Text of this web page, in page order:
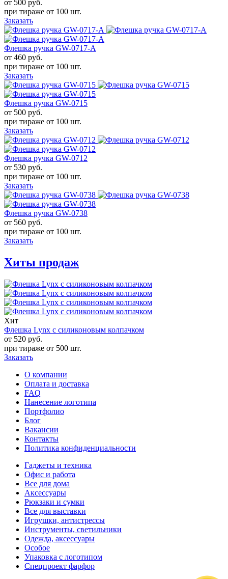
от 500 руб.
при тираже от 100 шт.
Заказать
Флешка ручка GW-0717-A
от 460 руб.
при тираже от 100 шт.
Заказать
Флешка ручка GW-0715
от 500 руб.
при тираже от 100 шт.
Заказать
Флешка ручка GW-0712
от 530 руб.
при тираже от 100 шт.
Заказать
Флешка ручка GW-0738
от 560 руб.
при тираже от 100 шт.
Заказать
Хиты продаж
Хит
Флешка Lynx с силиконовым колпачком
от 520 руб.
при тираже от 500 шт.
Заказать
О компании
Оплата и доставка
FAQ
Нанесение логотипа
Портфолио
Блог
Вакансии
Контакты
Политика конфиденциальности
Гаджеты и техника
Офис и работа
Все для дома
Аксессуары
Рюкзаки и сумки
Все для выставки
Игрушки, антистрессы
Инструменты, светильники
Одежда, аксессуары
Особое
Упаковка с логотипом
Спецпроект фарфор